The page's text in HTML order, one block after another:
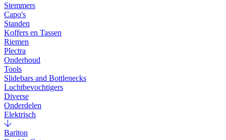
Stemmers
Capo's
Standen
Koffers en Tassen
Riemen
Plectra
Onderhoud
Tools
Slidebars and Bottlenecks
Luchtbevochtigers
Diverse
Onderdelen
Elektrisch
Bariton